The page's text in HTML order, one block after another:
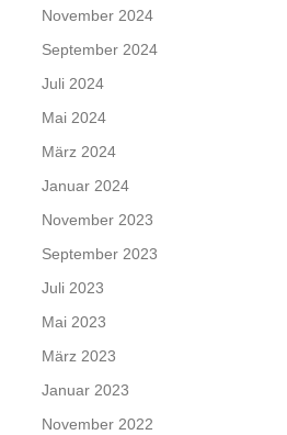
November 2024
September 2024
Juli 2024
Mai 2024
März 2024
Januar 2024
November 2023
September 2023
Juli 2023
Mai 2023
März 2023
Januar 2023
November 2022